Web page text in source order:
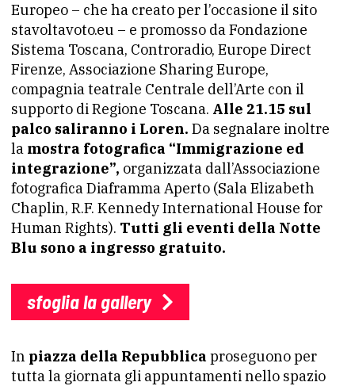
Europeo – che ha creato per l’occasione il sito
stavoltavoto.eu – e promosso da Fondazione
Sistema Toscana, Controradio, Europe Direct
Firenze, Associazione Sharing Europe,
compagnia teatrale Centrale dell’Arte con il
supporto di Regione Toscana. Alle 21.15 sul
palco saliranno i Loren. Da segnalare inoltre
la mostra fotografica “Immigrazione ed
integrazione”, organizzata dall’Associazione
fotografica Diaframma Aperto (Sala Elizabeth
Chaplin, R.F. Kennedy International House for
Human Rights). Tutti gli eventi della Notte
Blu sono a ingresso gratuito.
sfoglia la gallery
In piazza della Repubblica proseguono per
tutta la giornata gli appuntamenti nello spazio